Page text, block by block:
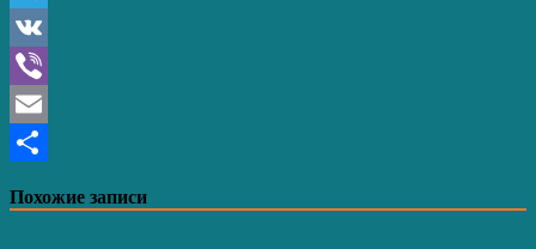
Telegram
VK
Viber
Email
Похожие записи